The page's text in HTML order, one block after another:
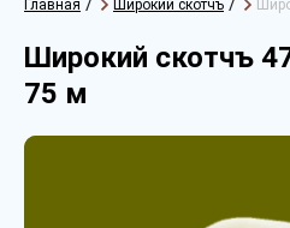
Главная Широкий скотчъ
Широкий скотчъ
75 м